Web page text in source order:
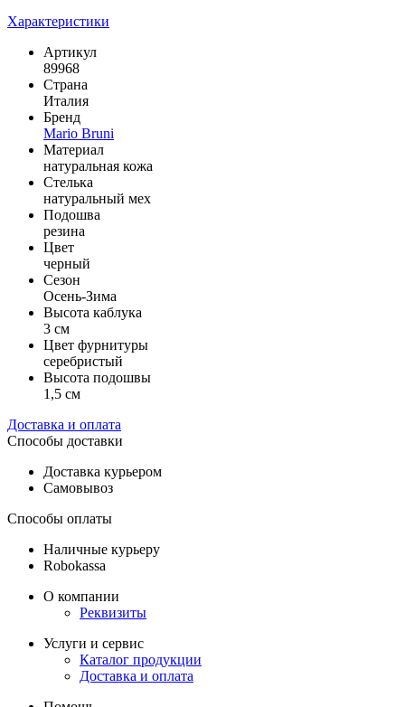
Характеристики
Артикул
89968
Страна
Италия
Бренд
Mario Bruni
Материал
натуральная кожа
Стелька
натуральный мех
Подошва
резина
Цвет
черный
Сезон
Осень-Зима
Высота каблука
3 см
Цвет фурнитуры
серебристый
Высота подошвы
1,5 см
Доставка и оплата
Способы доставки
Доставка курьером
Самовывоз
Способы оплаты
Наличные курьеру
Robokassa
О компании
Реквизиты
Услуги и сервис
Каталог продукции
Доставка и оплата